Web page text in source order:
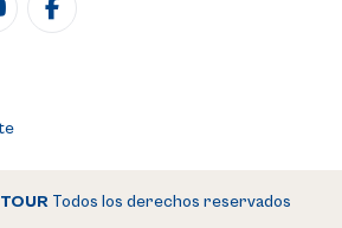
Todos los derechos reservados